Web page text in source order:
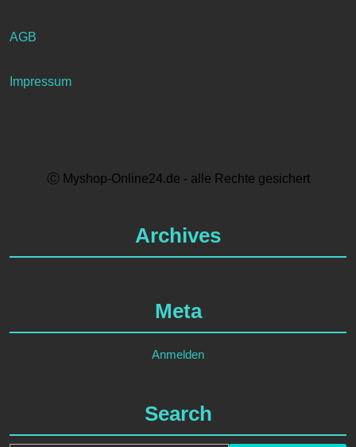
AGB
Impressum
Ⓒ Myshop-Online24.de - alle Rechte gesichert
Archives
Meta
Anmelden
Search